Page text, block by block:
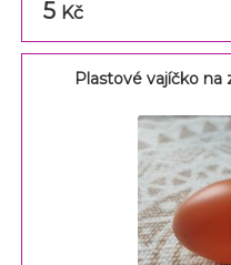
5 Kč
Plastové vajíčko na